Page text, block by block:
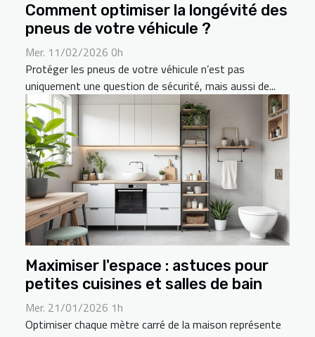
Comment optimiser la longévité des
pneus de votre véhicule ?
Mer. 11/02/2026 0h
Protéger les pneus de votre véhicule n’est pas
uniquement une question de sécurité, mais aussi de...
Maximiser l'espace : astuces pour
petites cuisines et salles de bain
Mer. 21/01/2026 1h
Optimiser chaque mètre carré de la maison représente